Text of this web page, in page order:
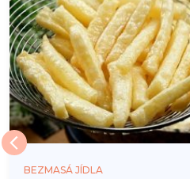
BEZMASÁ JÍDLA